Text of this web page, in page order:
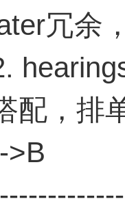
冗余
配，排
>B